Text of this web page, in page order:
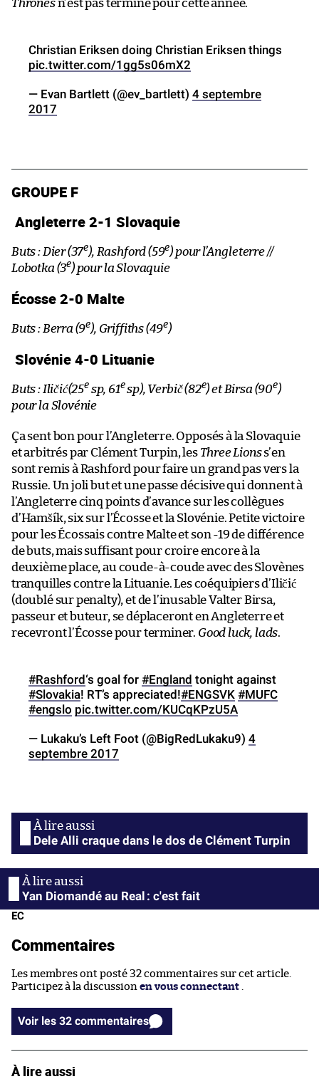
Thronesn’est pas terminé pour cette année.
Christian Eriksen doing Christian Eriksen things
pic.twitter.com/1gg5s06mX2
— Evan Bartlett (@ev_bartlett) 4 septembre
2017
GROUPE F
Angleterre 2-1 Slovaquie
Buts : Dier (37e), Rashford (59e) pour l’Angleterre //
Lobotka (3e) pour la Slovaquie
Écosse 2-0 Malte
Buts : Berra (9e), Griffiths (49e)
Slovénie 4-0 Lituanie
Buts : Iličić(25esp, 61esp), Verbič (82e) et Birsa (90e)
pour la Slovénie
Ça sent bon pour l’Angleterre. Opposés à la Slovaquie
et arbitrés par Clément Turpin, les Three Lionss’en
sont remis à Rashford pour faire un grand pas vers la
Russie. Un joli but et une passe décisive qui donnent à
l’Angleterre cinq points d’avance sur les collègues
d’Hamšík, six sur l’Écosse et la Slovénie. Petite victoire
pour les Écossais contre Malte et son -19 de différence
de buts, mais suffisant pour croire encore à la
deuxième place, au coude-à-coude avec des Slovènes
tranquilles contre la Lituanie. Les coéquipiers d’Iličić
(doublé sur penalty), et de l’inusable Valter Birsa,
passeur et buteur, se déplaceront en Angleterre et
recevront l’Écosse pour terminer. Good luck, lads.
#Rashford‘s goal for #England tonight against
#Slovakia! RT’s appreciated!#ENGSVK #MUFC
#engslo pic.twitter.com/KUCqKPzU5A
— Lukaku’s Left Foot (@BigRedLukaku9) 4
septembre 2017
Dele Alli craque dans le dos de Clément Turpin
Yan Diomandé au Real : c'est fait
EC
Commentaires
Les membres ont posté 32 commentaires sur cet article.
Participez à la discussion en vous connectant .
Voir les 32 commentaires
À lire aussi